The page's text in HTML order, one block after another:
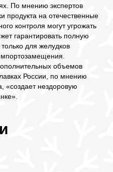
По мнению экспертов
продукта на отечественные
контроля могут угрожать
гарантировать полную
для желудков
объемов
России, по мнению
«создает нездоровую